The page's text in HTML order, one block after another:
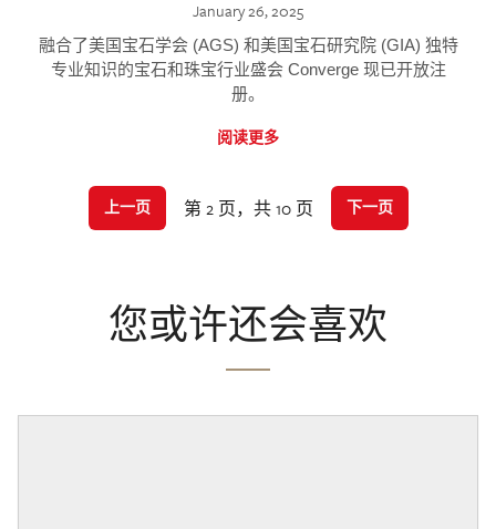
January 26, 2025
融合了美国宝石学会 (AGS) 和美国宝石研究院 (GIA) 独特
专业知识的宝石和珠宝行业盛会 Converge 现已开放注
册。
阅读更多
上一页 第 2 页，共 10 页 下一页
您或许还会喜欢